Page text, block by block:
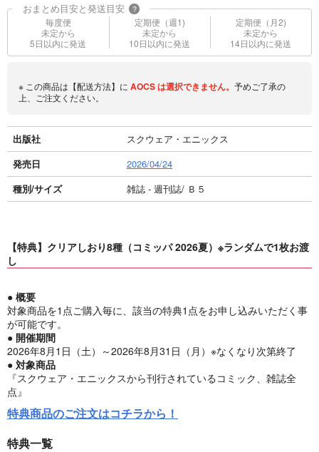
おまとめ目安と発送目安 ?
毎度便
未定から
5日以内に発送
定期便（週1)
未定から
10日以内に発送
定期便（月2)
未定から
14日以内に発送
※ この商品は【配送方法】に AOCSは選択できません。 予めご了承の
上、ご注文ください。
出版社
スクウェア・エニックス
発売日
2026/04/24
種別/サイズ
雑誌 - 週刊誌/ Ｂ５
【特典】クリアしおり8種（コミッパ 2026夏）※ランダムで1枚お渡
し
● 概要
対象商品を1点ご購入毎に、該当の特典1点をお申し込みいただく事
が可能です。
● 開催期間
2026年8月1日（土）～2026年8月31日（月）※なくなり次第終了
● 対象商品
『スクウェア・エニックスから刊行されているコミック、雑誌全
点』
特典商品のご注文はコチラから！
特典一覧